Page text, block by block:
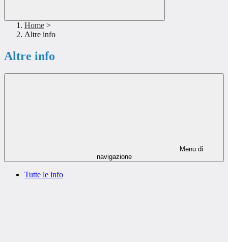
Home >
Altre info
Altre info
Menu di
navigazione
Tutte le info